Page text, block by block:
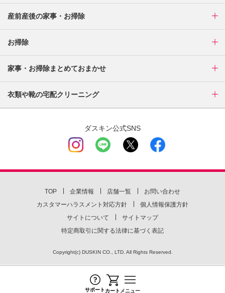
サポート カート メニュー
産前産後の家事・お掃除
お掃除
家事・お掃除まとめておまかせ
衣類や靴の宅配クリーニング
ダスキン公式SNS
TOP 企業情報 店舗一覧
お問い合わせ
カスタマーハラスメント対応方針
個人情報保護方針
サイトについて
サイトマップ
特定商取引に関する法律に基づく表記
Copyright(c) DUSKIN CO., LTD. All Rights Reserved.
最近チェックしたページ